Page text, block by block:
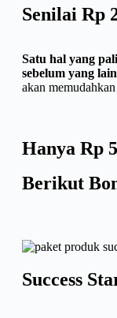
Senilai Rp
Satu hal yang
sebelum yang
akan
Hanya Rp
Berikut
Success